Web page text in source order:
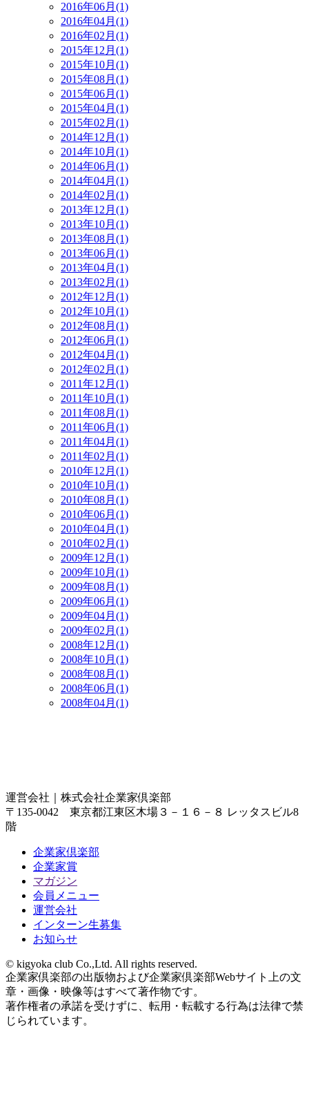
2016年06月(1)
2016年04月(1)
2016年02月(1)
2015年12月(1)
2015年10月(1)
2015年08月(1)
2015年06月(1)
2015年04月(1)
2015年02月(1)
2014年12月(1)
2014年10月(1)
2014年06月(1)
2014年04月(1)
2014年02月(1)
2013年12月(1)
2013年10月(1)
2013年08月(1)
2013年06月(1)
2013年04月(1)
2013年02月(1)
2012年12月(1)
2012年10月(1)
2012年08月(1)
2012年06月(1)
2012年04月(1)
2012年02月(1)
2011年12月(1)
2011年10月(1)
2011年08月(1)
2011年06月(1)
2011年04月(1)
2011年02月(1)
2010年12月(1)
2010年10月(1)
2010年08月(1)
2010年06月(1)
2010年04月(1)
2010年02月(1)
2009年12月(1)
2009年10月(1)
2009年08月(1)
2009年06月(1)
2009年04月(1)
2009年02月(1)
2008年12月(1)
2008年10月(1)
2008年08月(1)
2008年06月(1)
2008年04月(1)
運営会社｜ 株式会社企業家倶楽部
〒135-0042 東京都江東区木場３－１６－８ レッタスビル8
階
企業家倶楽部
企業家賞
マガジン
会員メニュー
運営会社
インターン生募集
お知らせ
© kigyoka club Co.,Ltd. All rights reserved.
企業家倶楽部の出版物および企業家倶楽部Webサイト上の文
章・画像・映像等はすべて著作物です。
著作権者の承諾を受けずに、転用・転載する行為は法律で禁
じられています。